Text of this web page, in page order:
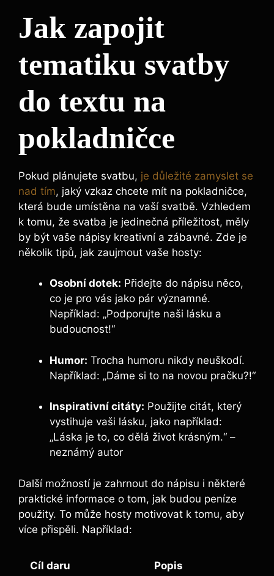
Jak zapojit
tematiku svatby
do textu na
pokladničce
Pokud plánujete svatbu, je důležité zamyslet se
nad tím, jaký vzkaz chcete mít na pokladničce,
která bude umístěna na vaší svatbě. Vzhledem
k tomu, že svatba je jedinečná příležitost, měly
by být vaše nápisy kreativní a zábavné. Zde je
několik tipů, jak zaujmout vaše hosty:
Osobní dotek: Přidejte do nápisu něco,
co je pro vás jako pár významné.
Například: „Podporujte naši lásku a
budoucnost!“
Humor: Trocha humoru nikdy neuškodí.
Například: „Dáme si to na novou pračku?!“
Inspirativní citáty: Použijte citát, který
vystihuje vaši lásku, jako například:
„Láska je to, co dělá život krásným.“ –
neznámý autor
Další možností je zahrnout do nápisu i některé
praktické informace o tom, jak budou peníze
použity. To může hosty motivovat k tomu, aby
více přispěli. Například:
Cíl daru Popis